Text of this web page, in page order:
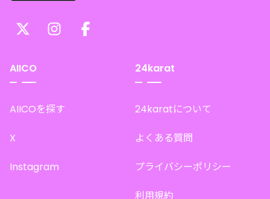
AIICO
AIICOを探す
X
Instagram
24karat
24karatについて
よくある質問
プライバシーポリシー
利用規約